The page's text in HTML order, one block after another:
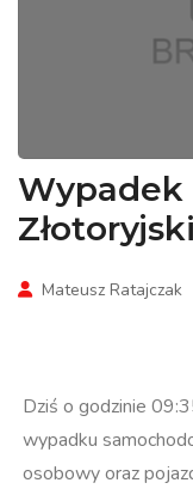
Wypadek
Mateusz Ratajczak
Dziś o godzinie
wypadku
osobowy oraz